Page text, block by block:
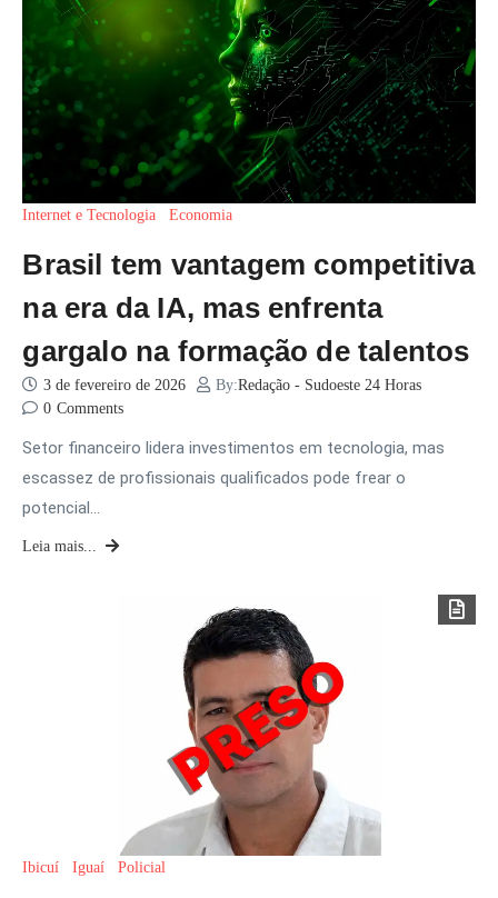
Internet e Tecnologia Economia
Brasil tem vantagem competitiva
na era da IA, mas enfrenta
gargalo na formação de talentos
3 de fevereiro de 2026 By:Redação - Sudoeste 24 Horas
0 Comments
Setor financeiro lidera investimentos em tecnologia, mas
escassez de profissionais qualificados pode frear o
potencial…
Leia mais...
Ibicuí Iguaí Policial